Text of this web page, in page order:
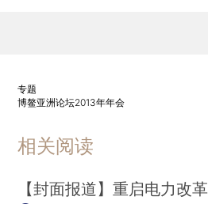
专题
博鳌亚洲论坛2013年年会
相关阅读
【封面报道】重启电力改革